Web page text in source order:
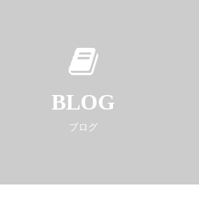
BLOG
ブログ